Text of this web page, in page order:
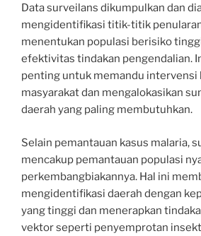
Data surveilans dikumpulkan dan
mengidentifikasi titik-titik
menentukan populasi berisiko
efektivitas tindakan pengendalian.
penting untuk memandu intervensi
masyarakat dan mengalokasikan
daerah yang paling membutuhkan.
Selain pemantauan kasus malaria,
mencakup pemantauan populasi
perkembangbiakannya. Hal ini
mengidentifikasi daerah dengan
yang tinggi dan menerapkan
vektor seperti penyemprotan